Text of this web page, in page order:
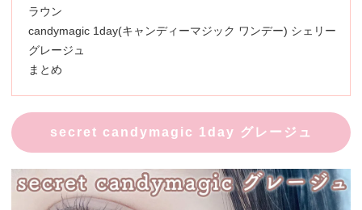
ラウン
candymagic 1day(キャンディーマジック ワンデー) シェリー
グレージュ
まとめ
secret candymagic 1day グレージュ